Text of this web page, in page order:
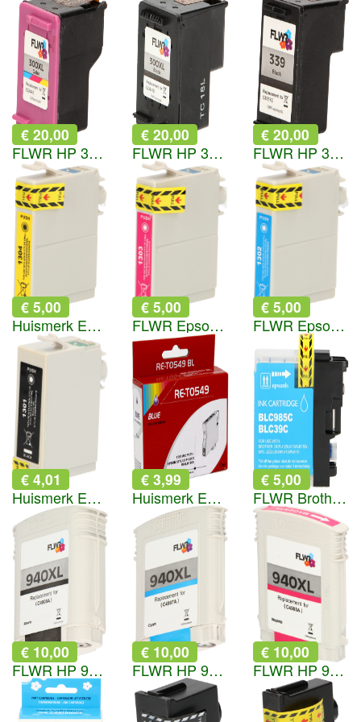
€ 20,00
FLWR HP 300XL kleur
€ 20,00
FLWR HP 300XL zwart
€ 20,00
FLWR HP 339 zwart
€ 5,00
Huismerk Epson T1304 geel
€ 5,00
FLWR Epson T1303 magenta
€ 5,00
FLWR Epson T1302 cyaan
€ 4,01
Huismerk Epson T1301 zwart
€ 3,99
Huismerk Epson T0549 blauw
€ 5,00
FLWR Brother LC-985C cyaan
€ 10,00
FLWR HP 940XL zwart
€ 10,00
FLWR HP 940XL cyaan
€ 10,00
FLWR HP 940XL magenta